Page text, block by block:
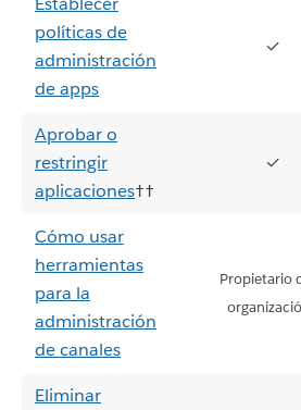
políticas de
administración
de apps
✓
Aprobar o
restringir
aplicaciones††
✓
Cómo usar
herramientas
para la
administración
de canales
Propietario
Eliminar